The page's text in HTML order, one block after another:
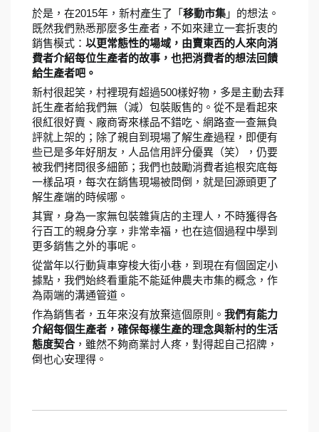
於是，在2015年，新村產生了「 移動市集 」的想法。
既然我們熟悉那麼多生產者，不如來建立一套折衷的
銷售模式： 以更常態性的場域，由賣東西的人來向消
費者介紹每位生產者的故事，也把消費者的想法回饋
給生產者吧。
新村很起笑，村裡現有超過500樣好物，多是主動去拜
託生產者給我們無（減）包裝販售的。從不是看起來
很紅很好賣、廠商寄來樣品不錯吃、網路查一查無負
評就上架的；除了親自到現場了解生產過程，即便有
些已是多年好朋友，人品信用評分優異（笑），仍要
被我們拷問很多細節；我們也鼓勵消費者追根究底每
一樣品項，每次在銷售現場被問倒，就是回源頭更了
解生產端的時候哪。
其實，身為一家無包裝雜貨店的主理人，不時獲得各
行百工的親身分享，非常幸福，也在這個過程中學到
更多銷售之外的事呢。
從當年以行動貨車穿梭大街小巷，到現在有個固定小
據點，我們始終看重能不能延伸農夫市集的概念，作
為兩端的溝通管道。
作為銷售者，五年來沒有放棄這個原則。 我們有能力
介紹每個生產者，確保每樣生產的理念與新村的生活
態度契合 ，雖然不夠商業討人疼，對得起自己招牌，
倒也心安理得。